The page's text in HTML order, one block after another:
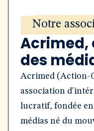
Notre
Acrimed,
des
Acrimed (Action-
association
lucratif, fondée en
médias né du